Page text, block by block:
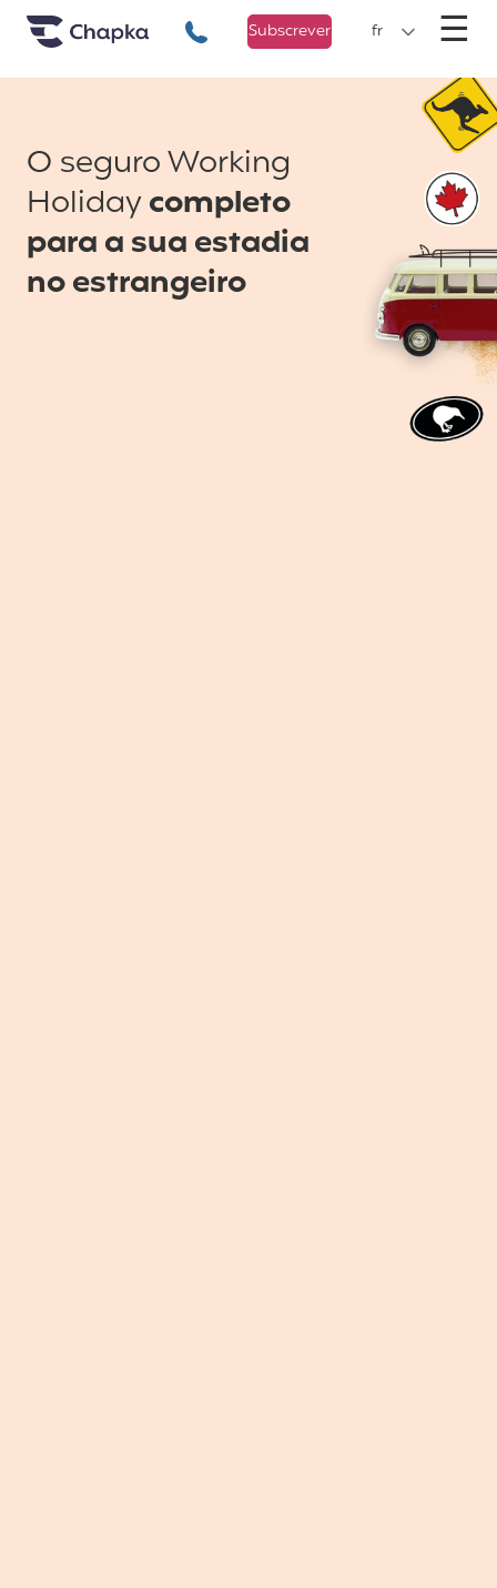
Chapka Seguro Viagem
+351 800 50 01 71
Subscrever fr ☰
O seguro Working
Holidaycompleto
para a sua estadia
no estrangeiro